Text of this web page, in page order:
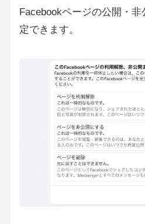
Facebookページの公開・
定できます。